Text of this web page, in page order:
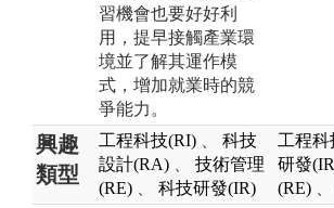
習機會也要好好利
用，提早接觸產業環
境並了解其運作模
式，增加就業時的競
爭能力。
興趣
類型
工程科技(RI)
科技
設計(RA)
技術管理
(RE)
科技研發(IR)
工程科
研發
(RE)